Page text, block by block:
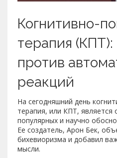
Когнитивно-
терапия (КПТ):
против
реакций
На сегодняшний день
терапия, или КПТ, является
популярных и научно
Ее создатель, Арон Бек,
бихевиоризма и добавил
мысли.